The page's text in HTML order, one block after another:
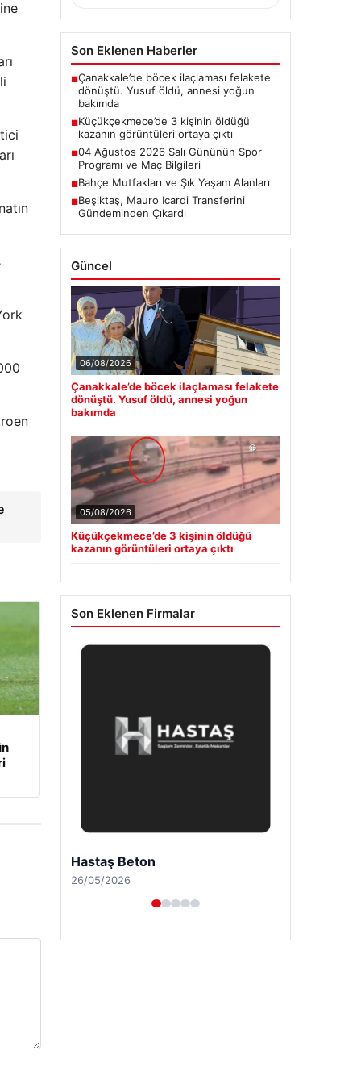
Son Eklenen Haberler
■Çanakkale’de böcek ilaçlaması felakete
dönüştü. Yusuf öldü, annesi yoğun
bakımda
■Küçükçekmece’de 3 kişinin öldüğü
kazanın görüntüleri ortaya çıktı
■04 Ağustos 2026 Salı Gününün Spor
Programı ve Maç Bilgileri
■Bahçe Mutfakları ve Şık Yaşam Alanları
■Beşiktaş, Mauro Icardi Transferini
Gündeminden Çıkardı
Güncel
06/08/2026
Çanakkale’de böcek ilaçlaması felakete
dönüştü. Yusuf öldü, annesi yoğun
bakımda
05/08/2026
Küçükçekmece’de 3 kişinin öldüğü
kazanın görüntüleri ortaya çıktı
Son Eklenen Firmalar
Prenses Night Club
29/04/2026